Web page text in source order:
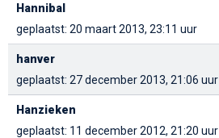
Hannibal
geplaatst: 20 maart 2013, 23:11 uur
hanver
geplaatst: 27 december 2013, 21:06 uur
Hanzieken
geplaatst: 11 december 2012, 21:20 uur